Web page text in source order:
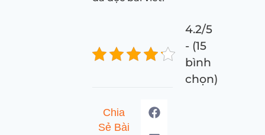
4.2/5
- (15
bình
chọn)
Chia
Sẻ Bài